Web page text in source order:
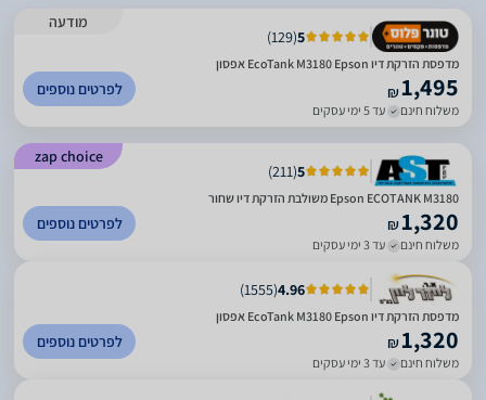
מודעה
5
(
129
)
מדפסת ‏הזרקת דיו EcoTank M3180‎ Epson אפסון
1,495
₪
משלוח חינם עד 5 ימי עסקים
לפרטים נוספים
zap choice
5
(
211
)
Epson ECOTANK M3180 משולבת הזרקת דיו שחור
₪1,320
משלוח חינם עד 3 ימי עסקים
לפרטים נוספים
4.96
(
1555
)
מדפסת ‏הזרקת דיו EcoTank M3180‎ Epson אפסון
₪1,320
משלוח חינם עד 3 ימי עסקים
לפרטים נוספים